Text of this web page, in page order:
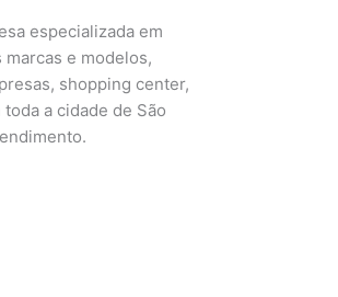
especializada em
e modelos,
shopping center,
a cidade de São